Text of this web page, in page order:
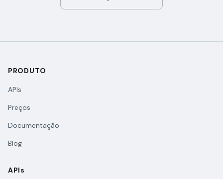
PRODUTO
APIs
Preços
Documentação
Blog
APIs